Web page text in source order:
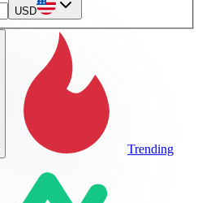
USD
Trending